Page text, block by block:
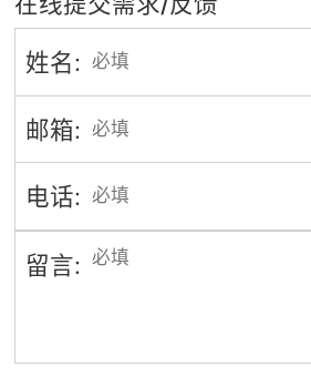
姓名:
邮箱:
电话:
留言: